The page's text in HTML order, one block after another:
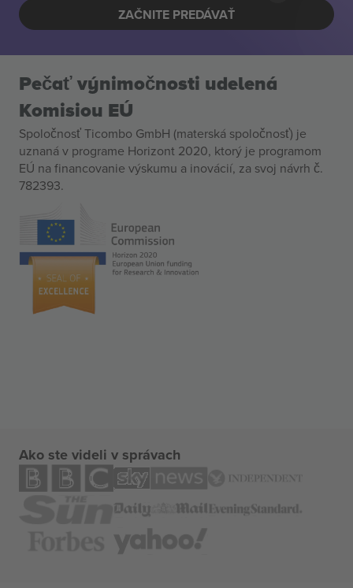
ZAČNITE PREDÁVAŤ
Pečať výnimočnosti udelená
Komisiou EÚ
Spoločnosť Ticombo GmbH (materská spoločnosť) je
uznaná v programe Horizont 2020, ktorý je programom
EÚ na financovanie výskumu a inovácií, za svoj návrh č.
782393.
Ako ste videli v správach